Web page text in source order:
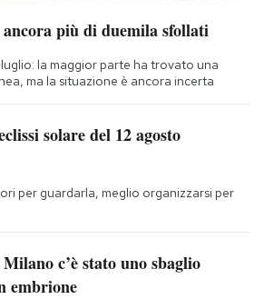
più di duemila sfollati
la maggior parte ha trovato una
ma la situazione è ancora incerta
solare del 12 agosto
per guardarla, meglio organizzarsi per
c’è stato uno sbaglio
embrione